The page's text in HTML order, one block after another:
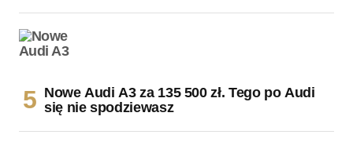
Nowe Audi A3 za 135 500 zł. Tego po Audi
się nie spodziewasz